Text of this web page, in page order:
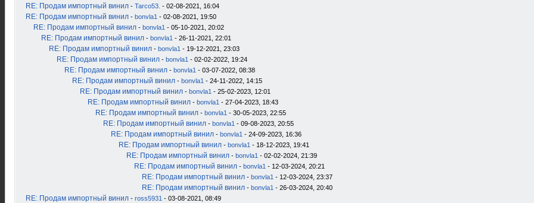
RE: Продам импортный винил - Tarco53. - 02-08-2021, 16:04
RE: Продам импортный винил - bonvla1 - 02-08-2021, 19:50
RE: Продам импортный винил - bonvla1 - 05-10-2021, 20:02
RE: Продам импортный винил - bonvla1 - 26-11-2021, 22:01
RE: Продам импортный винил - bonvla1 - 19-12-2021, 23:03
RE: Продам импортный винил - bonvla1 - 02-02-2022, 19:24
RE: Продам импортный винил - bonvla1 - 03-07-2022, 08:38
RE: Продам импортный винил - bonvla1 - 24-11-2022, 14:15
RE: Продам импортный винил - bonvla1 - 25-02-2023, 12:01
RE: Продам импортный винил - bonvla1 - 27-04-2023, 18:43
RE: Продам импортный винил - bonvla1 - 30-05-2023, 22:55
RE: Продам импортный винил - bonvla1 - 09-08-2023, 20:55
RE: Продам импортный винил - bonvla1 - 24-09-2023, 16:36
RE: Продам импортный винил - bonvla1 - 18-12-2023, 19:41
RE: Продам импортный винил - bonvla1 - 02-02-2024, 21:39
RE: Продам импортный винил - bonvla1 - 12-03-2024, 20:21
RE: Продам импортный винил - bonvla1 - 12-03-2024, 23:37
RE: Продам импортный винил - bonvla1 - 26-03-2024, 20:40
RE: Продам импортный винил - ross5931 - 03-08-2021, 08:49